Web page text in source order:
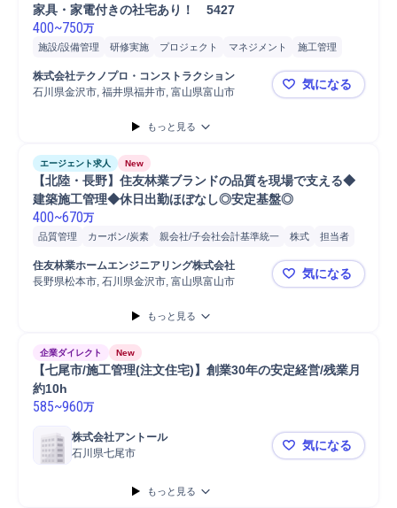
家具・家電付きの社宅あり！　5427
400~750万
施設/設備管理 研修実施 プロジェクト マネジメント 施工管理
株式会社テクノプロ・コンストラクション
石川県金沢市, 福井県福井市, 富山県富山市
月給30万円
気になる
もっと見る
エージェント求人 New
【北陸・長野】住友林業ブランドの品質を現場で支える◆
建築施工管理◆休日出勤ほぼなし◎安定基盤◎
400~670万
品質管理 カーボン/炭素 親会社/子会社会計基準統一 株式
担当者
点検
施工管理 検査機器調整/検査 安全管理
基礎工事
コンプライアンス 立会い Microsoft Excel
Microsoft Word
自動車 普通自動車
住友林業ホームエンジニアリング株式会社
長野県松本市, 石川県金沢市, 富山県富山市
【北陸・長
気になる
もっと見る
企業ダイレクト New
【七尾市/施工管理(注文住宅)】創業30年の安定経営/残業月
約10h
585~960万
株式会社アントール
石川県七尾市
【七尾市/施
気になる
もっと見る